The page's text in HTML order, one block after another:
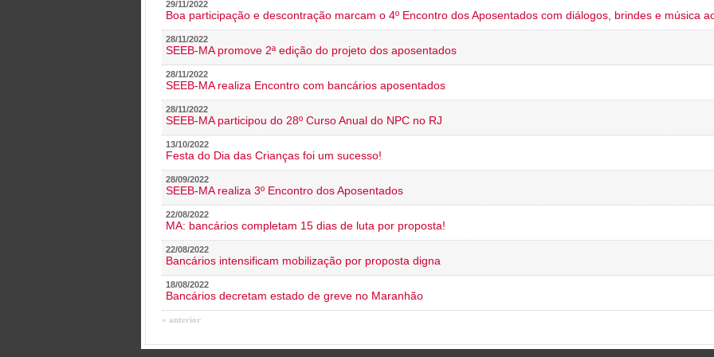
29/11/2022
Boa participação e descontração marcam o 4º Encontro dos Aposentados com diálogos, brindes e música
28/11/2022
SEEB-MA promove 2ª edição do projeto dos aposentados
28/11/2022
SEEB-MA realiza Encontro com bancários aposentados
28/11/2022
SEEB-MA participou do 28º Curso Anual do NPC no RJ
13/10/2022
Festa do Dia das Crianças foi um sucesso!
28/09/2022
SEEB-MA realiza 3º Encontro dos Aposentados
22/08/2022
MA: bancários completam 15 dias de luta por proposta!
22/08/2022
Bancários intensificam mobilização por proposta digna
18/08/2022
Bancários decretam estado de greve no Maranhão
« anterior